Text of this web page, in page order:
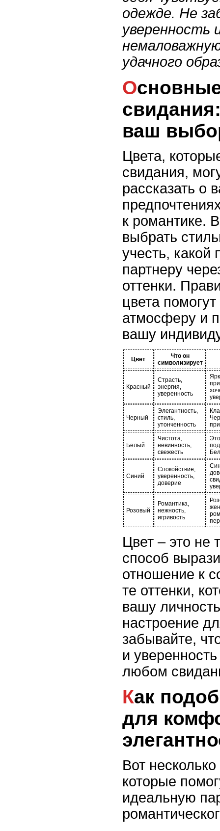
одежде. Не
удачного
Основные цвета для
ваш
Цвета,
свидания,
рассказать о
к романтике.
выбрать
учесть, какой
партнеру
оттенки.
цвета
атмосферу и
вашу
Цвет
Что он
символизирует
Красный
Страсть,
энергия,
уверенность
Черный
Элегантность,
стиль,
утонченность
Белый
Чистота,
невинность,
свежесть
Синий
Спокойствие,
уверенность,
доверие
Розовый
Романтика,
нежность,
игривость
Цвет – это не
способ
отношение к
те оттенки,
вашу
настроение
забывайте,
и
любом
Как подобрать обувь
для
Вот
которые
идеальную